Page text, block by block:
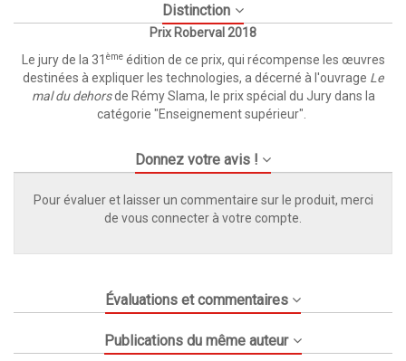
Distinction
Prix Roberval 2018
Le jury de la 31 èmeédition de ce prix, qui récompense les œuvres
destinées à expliquer les technologies, a décerné à l'ouvrage Le
mal du dehorsde Rémy Slama, le prix spécial du Jury dans la
catégorie "Enseignement supérieur".
Donnez votre avis !
Pour évaluer et laisser un commentaire sur le produit, merci
de vous connecter à votre compte.
Évaluations et commentaires
Publications du même auteur